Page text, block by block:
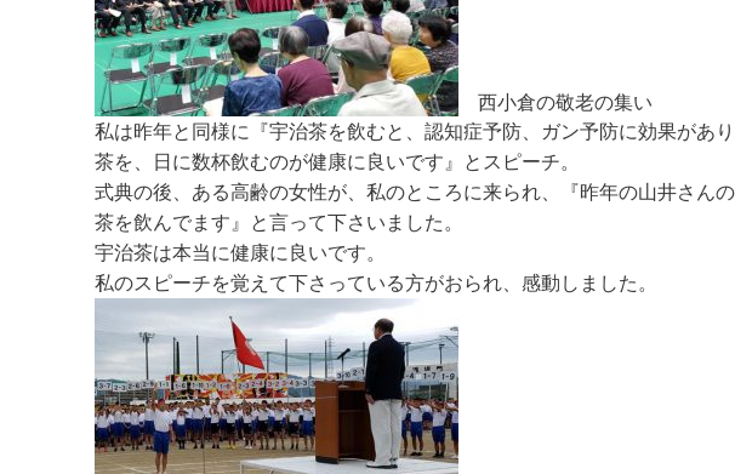
西小倉の敬老の集い
私は昨年と同様に『宇治茶を飲むと、認知症予防、ガン予防に効果があ
茶を、日に数杯飲むのが健康に良いです』とスピーチ。
式典の後、ある高齢の女性が、私のところに来られ、『昨年の山井さん
茶を飲んでます』と言って下さいました。
宇治茶は本当に健康に良いです。
私のスピーチを覚えて下さっている方がおられ、感動しました。